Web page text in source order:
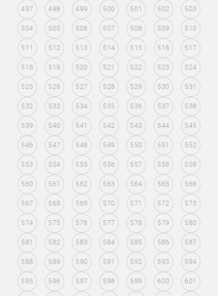
497 498 499 500 501 502 503
504 505 506 507 508 509 510
511 512 513 514 515 516 517
518 519 520 521 522 523 524
525 526 527 528 529 530 531
532 533 534 535 536 537 538
539 540 541 542 543 544 545
546 547 548 549 550 551 552
553 554 555 556 557 558 559
560 561 562 563 564 565 566
567 568 569 570 571 572 573
574 575 576 577 578 579 580
581 582 583 584 585 586 587
588 589 590 591 592 593 594
595 596 597 598 599 600 601